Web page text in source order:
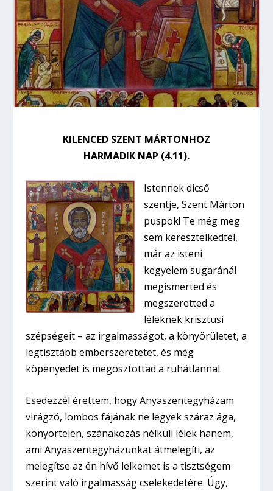
KILENCED SZENT MÁRTONHOZ
HARMADIK NAP (4.11).
Istennek dicső
szentje, Szent Márton
püspök! Te még meg
sem keresztelkedtél,
már az isteni
kegyelem sugaránál
megismerted és
megszeretted a
léleknek krisztusi
szépségeit – az irgalmasságot, a könyörületet, a
legtisztább emberszeretetet, és még
köpenyedet is megosztottad a ruhátlannal.
Esedezzél érettem, hogy Anyaszentegyházam
virágzó, lombos fájának ne legyek száraz ága,
könyörtelen, szánakozás nélküli lélek hanem,
ami Anyaszentegyházunkat átmelegíti, az
melegítse az én hívő lelkemet is a tisztségem
szerint való irgalmasság cselekedetére. Úgy,